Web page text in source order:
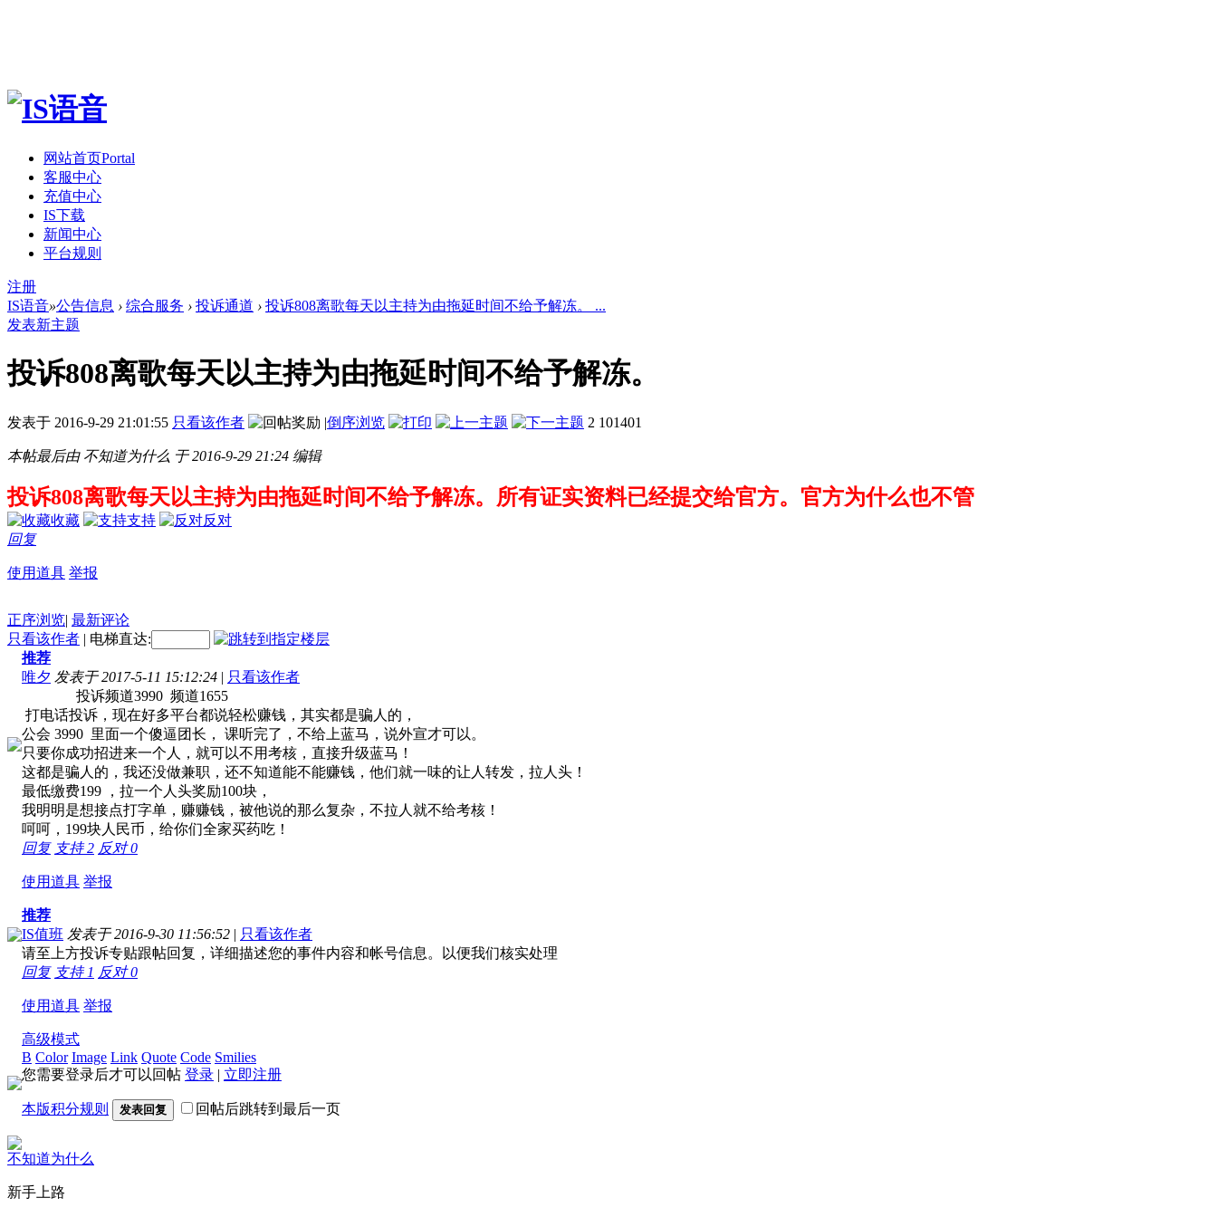
网站首页Portal
客服中心
充值中心
IS下载
新闻中心
平台规则
注册
IS语音»公告信息 › 综合服务 › 投诉通道 › 投诉808离歌每天以主持为由拖延时间不给予解冻。 ...
发表新主题
投诉808离歌每天以主持为由拖延时间不给予解冻。
发表于 2016-9-29 21:01:55 只看该作者 |倒序浏览 2 101401
本帖最后由 不知道为什么 于 2016-9-29 21:24 编辑
投诉808离歌每天以主持为由拖延时间不给予解冻。所有证实资料已经提交给官方。官方为什么也不管
收藏 支持
反对
回复
使用道具 举报
正序浏览| 最新评论
只看该作者 | 电梯直达:
推荐
唯夕 发表于 2017-5-11 15:12:24 | 只看该作者
投诉频道3990 频道1655
打电话投诉，现在好多平台都说轻松赚钱，其实都是骗人的，
公会 3990 里面一个傻逼团长， 课听完了，不给上蓝马，说外宣才可以。
只要你成功招进来一个人，就可以不用考核，直接升级蓝马！
这都是骗人的，我还没做兼职，还不知道能不能赚钱，他们就一味的让人转发，拉人头！
最低缴费199 ，拉一个人头奖励100块，
我明明是想接点打字单，赚赚钱，被他说的那么复杂，不拉人就不给考核！
呵呵，199块人民币，给你们全家买药吃！
回复 支持2 反对0
使用道具 举报
推荐
IS值班 发表于 2016-9-30 11:56:52 | 只看该作者
请至上方投诉专贴跟帖回复，详细描述您的事件内容和帐号信息。以便我们核实处理
回复 支持 1 反对0
使用道具 举报
高级模式
B Color Image Link Quote Code Smilies
您需要登录后才可以回帖 登录 | 立即注册
本版积分规则 发表回复 回帖后跳转到最后一页
不知道为什么
新手上路